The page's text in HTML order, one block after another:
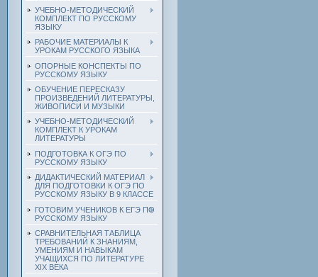
УЧЕБНО-МЕТОДИЧЕСКИЙ
КОМПЛЕКТ ПО РУССКОМУ
ЯЗЫКУ
РАБОЧИЕ МАТЕРИАЛЫ К
УРОКАМ РУССКОГО ЯЗЫКА
ОПОРНЫЕ КОНСПЕКТЫ ПО
РУССКОМУ ЯЗЫКУ
ОБУЧЕНИЕ ПЕРЕСКАЗУ
ПРОИЗВЕДЕНИЙ ЛИТЕРАТУРЫ,
ЖИВОПИСИ И МУЗЫКИ
УЧЕБНО-МЕТОДИЧЕСКИЙ
КОМПЛЕКТ К УРОКАМ
ЛИТЕРАТУРЫ
ПОДГОТОВКА К ОГЭ ПО
РУССКОМУ ЯЗЫКУ
ДИДАКТИЧЕСКИЙ МАТЕРИАЛ
ДЛЯ ПОДГОТОВКИ К ОГЭ ПО
РУССКОМУ ЯЗЫКУ В 9 КЛАССЕ
ГОТОВИМ УЧЕНИКОВ К ЕГЭ ПО
РУССКОМУ ЯЗЫКУ
СРАВНИТЕЛЬНАЯ ТАБЛИЦА
ТРЕБОВАНИЙ К ЗНАНИЯМ,
УМЕНИЯМ И НАВЫКАМ
УЧАЩИХСЯ ПО ЛИТЕРАТУРЕ
ХIХ ВЕКА